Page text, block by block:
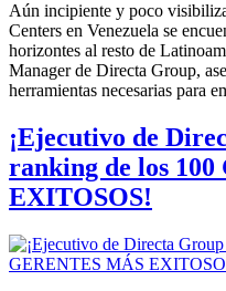
Aún incipiente y poco
Centers en Venezuela se
horizontes al resto de
Manager de Directa Group,
herramientas necesarias para
¡Ejecutivo de
ranking de los
EXITOSOS!